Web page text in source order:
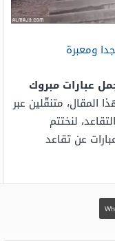
ومعبرة
عبارات مبروك
المقال، متنقّلين عبر
لنختتم
عن تقاعد